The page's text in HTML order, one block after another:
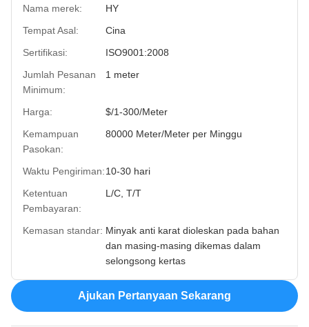
Nama merek:
HY
Tempat Asal:
Cina
Sertifikasi:
ISO9001:2008
Jumlah Pesanan
Minimum:
1 meter
Harga:
$/1-300/Meter
Kemampuan
Pasokan:
80000 Meter/Meter per Minggu
Waktu Pengiriman:10-30 hari
Ketentuan
Pembayaran:
L/C, T/T
Kemasan standar: Minyak anti karat dioleskan pada bahan
dan masing-masing dikemas dalam
selongsong kertas
Ajukan Pertanyaan Sekarang